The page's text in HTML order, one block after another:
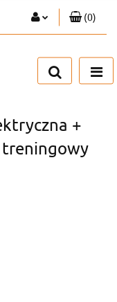
Zaloguj się
(0)
+
treningowy